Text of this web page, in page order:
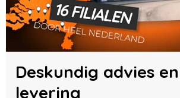
Deskundig advies
levering